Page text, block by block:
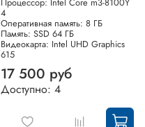
4
Оперативная память: 8 ГБ
Память: SSD 64 ГБ
Видеокарта: Intel UHD Graphics
615
17 500 руб
Доступно: 4